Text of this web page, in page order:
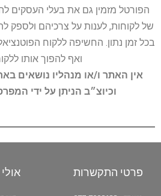
הפורטל מזמין גם את בעלי העסקים
של לקוחות, לענות על צרכיהם ולספק
בכל זמן נתון. החשיפה ללקוח
ואף להפוך אותו
אין האתר ו/או מנהליו נושאים
וכיוצ״ב הניתן על ידי
פרטי התקשרות